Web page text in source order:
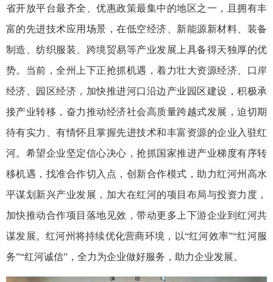
省开放平台最齐全、优惠政策最集中的地区之一，且拥有丰
富的先进技术应用场景，在低空经济、新能源新材料、装备
制造、纺织服装、跨境贸易等产业发展上具备得天独厚的优
势。当前，全州上下正抢抓机遇，着力壮大资源经济、口岸
经济、园区经济，加快推进河口沿边产业园区建设，积极承
接产业转移，奋力推动经济社会高质量跨越式发展，迫切期
待有实力、有情怀且掌握先进技术和丰富资源的企业入驻红
河。希望企业坚定信心决心，抢抓国家推进产业梯度有序转
移机遇，找准合作切入点，创新合作模式，助力红河州高水
平谋划新兴产业发展，加大在红河的项目布局与投资力度，
加快推动合作项目落地见效，带动更多上下游企业到红河共
谋发展。红河州将持续优化营商环境，以“红河效率”“红河服
务”“红河诚信”，全力为企业做好服务，助力企业发展。